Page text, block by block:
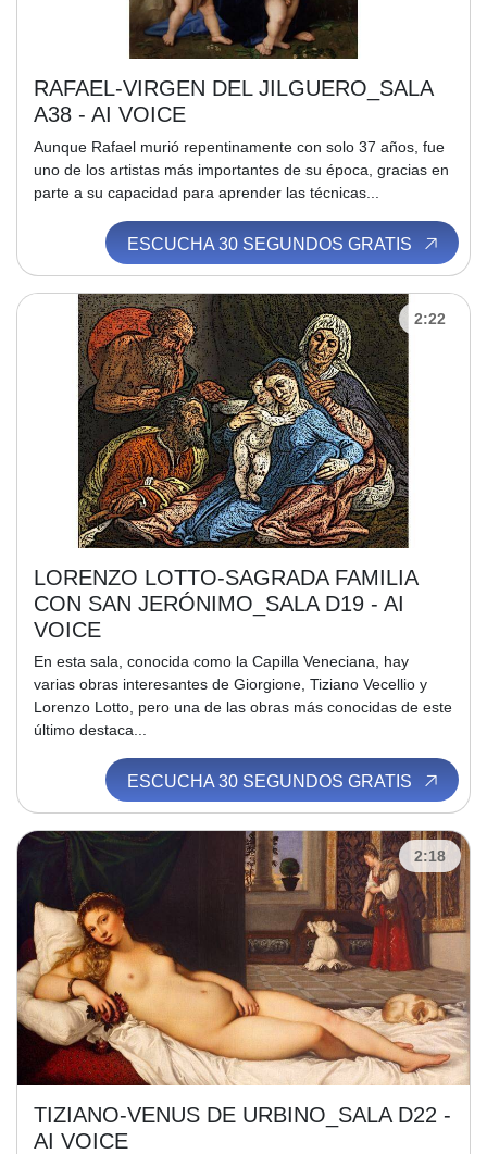
RAFAEL-VIRGEN DEL JILGUERO_SALA
A38 - AI VOICE
Aunque Rafael murió repentinamente con solo 37 años, fue
uno de los artistas más importantes de su época, gracias en
parte a su capacidad para aprender las técnicas...
ESCUCHA 30 SEGUNDOS GRATIS
2:22
LORENZO LOTTO-SAGRADA FAMILIA
CON SAN JERÓNIMO_SALA D19 - AI
VOICE
En esta sala, conocida como la Capilla Veneciana, hay
varias obras interesantes de Giorgione, Tiziano Vecellio y
Lorenzo Lotto, pero una de las obras más conocidas de este
último destaca...
ESCUCHA 30 SEGUNDOS GRATIS
2:18
TIZIANO-VENUS DE URBINO_SALA D22 -
AI VOICE